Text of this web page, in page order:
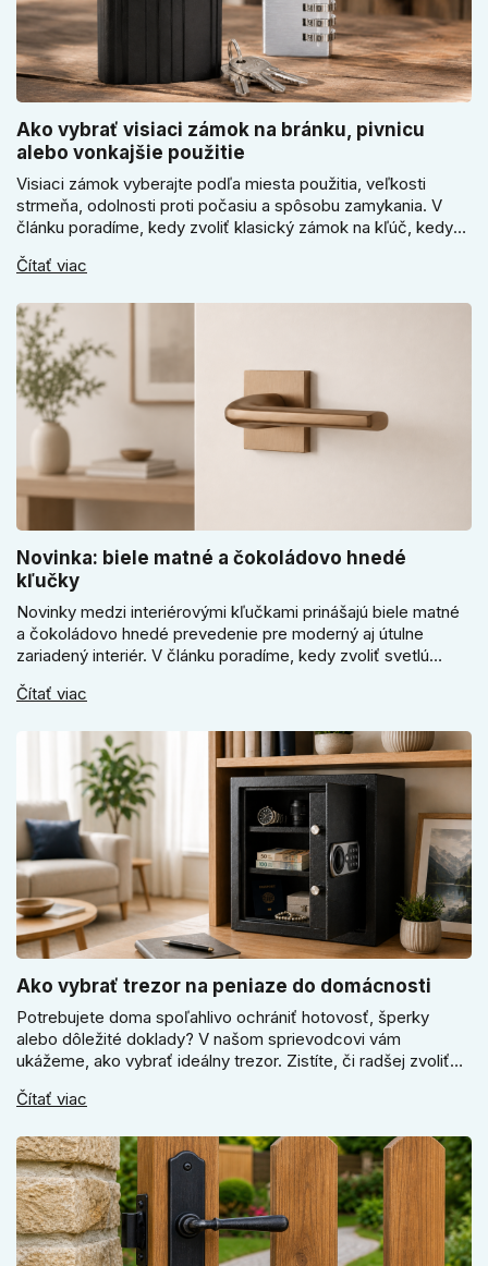
Ako vybrať visiaci zámok na bránku, pivnicu
alebo vonkajšie použitie
Visiaci zámok vyberajte podľa miesta použitia, veľkosti
strmeňa, odolnosti proti počasiu a spôsobu zamykania. V
článku poradíme, kedy zvoliť klasický zámok na kľúč, kedy
sa pri bránke, pivnici alebo záhradnom domčeku neoplatí
Čítať viac
Novinka: biele matné a čokoládovo hnedé
kľučky
Novinky medzi interiérovými kľučkami prinášajú biele matné
a čokoládovo hnedé prevedenie pre moderný aj útulne
zariadený interiér. V článku poradíme, kedy zvoliť svetlú
ako vyberať medzi okrúhlym a štvorcovým štítom. Nové
Čítať viac
Ako vybrať trezor na peniaze do domácnosti
Potrebujete doma spoľahlivo ochrániť hotovosť, šperky
alebo dôležité doklady? V našom sprievodcovi vám
ukážeme, ako vybrať ideálny trezor. Zistíte, či radšej zvoliť
kľúčové jeho správne ukotvenie.
Čítať viac